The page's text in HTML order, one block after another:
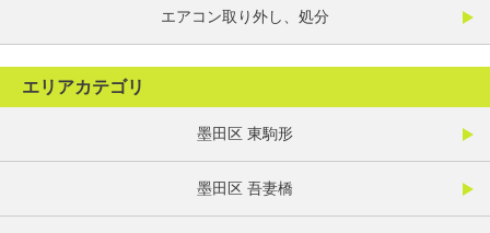
エアコン取り外し、処分
エリアカテゴリ
墨田区 東駒形
墨田区 吾妻橋